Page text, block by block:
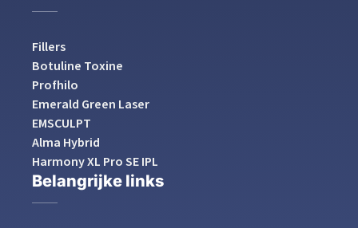
Fillers
Botuline Toxine
Profhilo
Emerald Green Laser
EMSCULPT
Alma Hybrid
Harmony XL Pro SE IPL
Belangrijke links